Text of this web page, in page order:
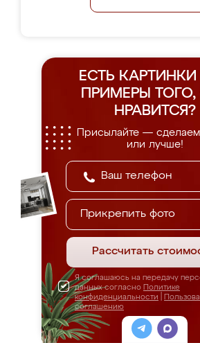
ЕСТЬ
ПРИМЕРЫ
НРАВИТСЯ?
Присылайте —
или лучше!
Прикрепить фото
Рассчитать
Я соглашаюсь на передачу
данных согласно Политике
конфиденциальности
соглашению